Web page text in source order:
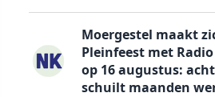
Moergestel maakt
Pleinfeest met
op 16 augustus:
schuilt maanden